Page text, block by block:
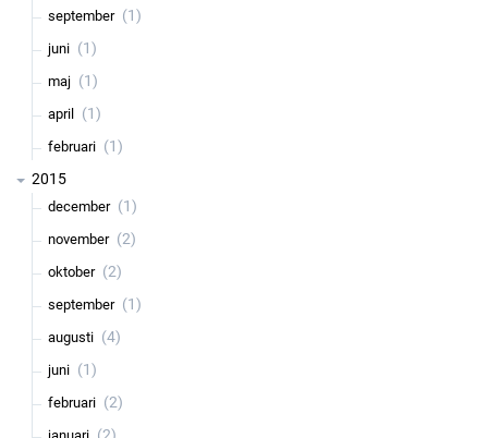
september (1)
juni (1)
maj (1)
april (1)
februari (1)
2015
december (1)
november (2)
oktober (2)
september (1)
augusti (4)
juni (1)
februari (2)